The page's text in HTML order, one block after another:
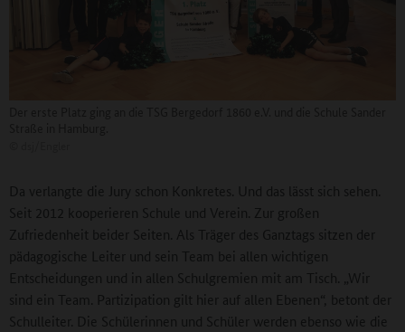
Da verlangte die Jury schon Konkretes. Und das lässt sich sehen.
Seit 2012 kooperieren Schule und Verein. Zur großen
Zufriedenheit beider Seiten. Als Träger des Ganztags sitzen der
pädagogische Leiter und sein Team bei allen wichtigen
Entscheidungen und in allen Schulgremien mit am Tisch. „Wir
sind ein Team. Partizipation gilt hier auf allen Ebenen“, betont der
Schulleiter. Die Schülerinnen und Schüler werden ebenso wie die